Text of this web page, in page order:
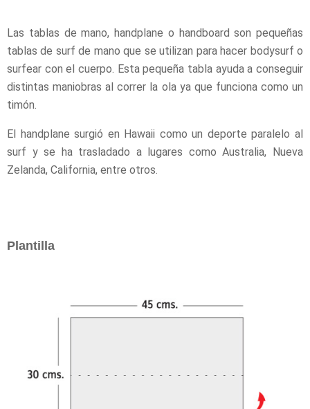
Las tablas de mano, handplane o handboard son pequeñas
tablas de surf de mano que se utilizan para hacer bodysurf o
surfear con el cuerpo. Esta pequeña tabla ayuda a conseguir
distintas maniobras al correr la ola ya que funciona como un
timón.
El handplane surgió en Hawaii como un deporte paralelo al
surf y se ha trasladado a lugares como Australia, Nueva
Zelanda, California, entre otros.
Plantilla